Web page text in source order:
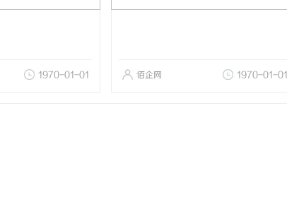
1970-01-01 佰企网 1970-01-01